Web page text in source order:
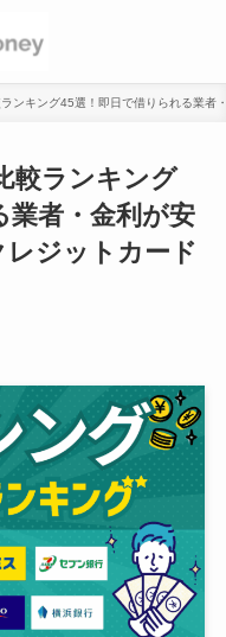
ンキング45選！即日で借りられる業
較ランキング
業者・金利が安
レジットカード